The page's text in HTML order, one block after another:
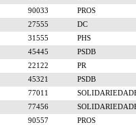
90033
PROS
27555
DC
31555
PHS
45445
PSDB
22122
PR
45321
PSDB
77011
77456
90557
PROS